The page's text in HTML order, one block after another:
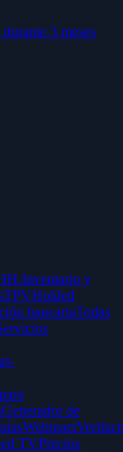
3 meses
Inventario y
TPVHolded
bancariaTodas
Generador de
Webinars
TVPrecios